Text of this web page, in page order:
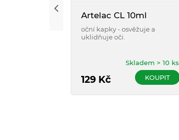
Artelac CL 10ml
oční kapky - osvěžuje a
uklidňuje oči.
129Kč
Skladem > 10 ks
KOUPIT